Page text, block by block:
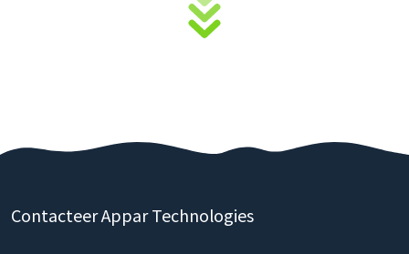
Contacteer Appar Technologies